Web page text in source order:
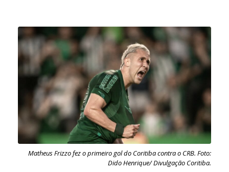
Matheus Frizzo fez o primeiro gol do Coritiba contra o CRB. Foto:
Dido Henrique/ Divulgação Coritiba.